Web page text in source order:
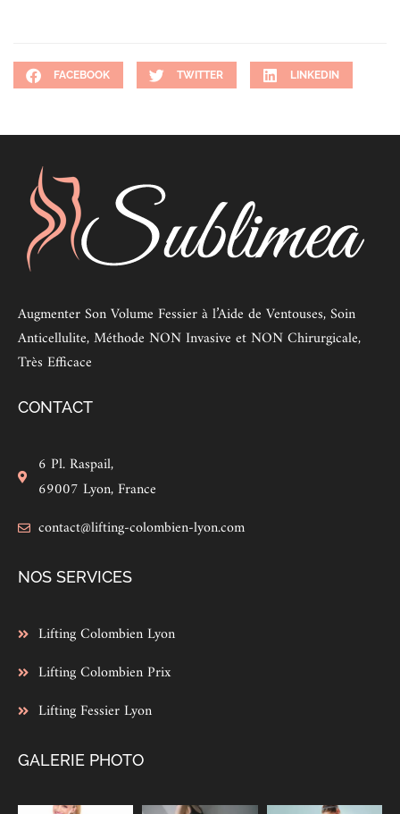
FACEBOOK TWITTER LINKEDIN
Augmenter Son Volume Fessier à l’Aide de Ventouses, Soin
Anticellulite, Méthode NON Invasive et NON Chirurgicale,
Très Efficace
CONTACT
6 Pl. Raspail,
69007 Lyon, France
contact@lifting-colombien-lyon.com
NOS SERVICES
Lifting Colombien Lyon
Lifting Colombien Prix
Lifting Fessier Lyon
GALERIE PHOTO